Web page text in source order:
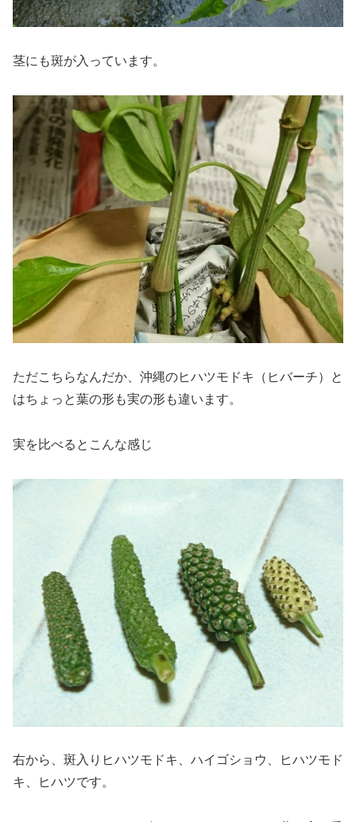
茎にも斑が入っています。
ただこちらなんだか、沖縄のヒハツモドキ（ヒバーチ）と
はちょっと葉の形も実の形も違います。
実を比べるとこんな感じ
右から、斑入りヒハツモドキ、ハイゴショウ、ヒハツモド
キ、ヒハツです。